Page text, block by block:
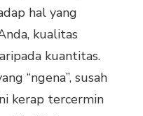
hal yang
kualitas
kuantitas.
“ngena”, susah
kerap tercermin